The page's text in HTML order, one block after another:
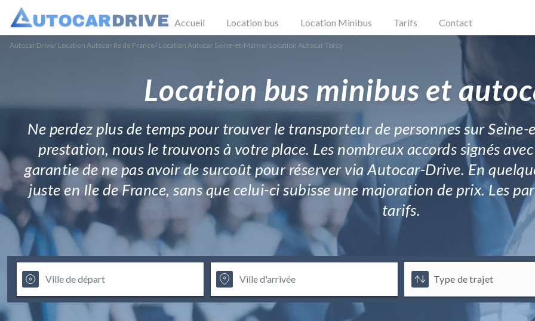
Accueil Location bus Location Minibus Tarifs Contact
Autocar Drive/ Location Autocar Ile de France/ Location Autocar Seine-et-Marne/ Location Autocar Torcy
Location bus minibus et
Ne perdez plus de temps pour trouver le transporteur de personnes sur
prestation, nous le trouvons à votre place. Les nombreux accords signés
garantie de ne pas avoir de surcoût pour réserver via Autocar-Drive. En
juste en Ile de France, sans que celui-ci subisse une majoration de prix. Les
tarifs.